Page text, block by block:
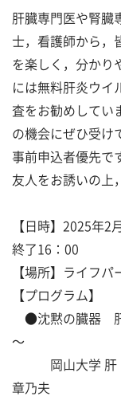
肝臓専門医や腎臓
士，看護師から，
を楽しく，分かり
には無料肝炎ウイ
査をお勧めしてい
の機会にぜひ受け
事前申込者優先で
友人をお誘いの上
【日時】2025年
終了16：00
【場所】ライフ
【プログラム】
●沈黙の臓器 肝
～
岡山大学 肝・
章乃夫